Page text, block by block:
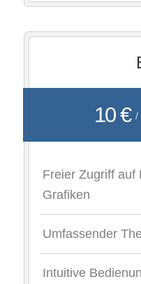
10 € /
Freier Zugriff auf
Grafiken
Umfassender
Intuitive